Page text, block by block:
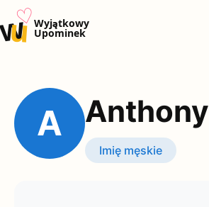
u♡Wyjątkowy
Upominek
Kalendarz Imienin
Kobieta
Okazje
Katalog prezentów
A Anthony
Imię męskie